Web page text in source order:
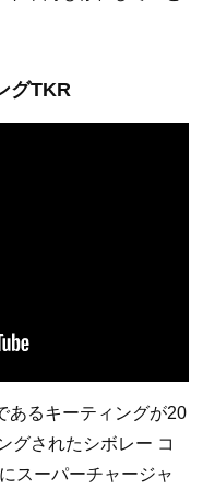
グTKR
あるキーティングが20
グされたシボレー コ
スーパーチャージャ